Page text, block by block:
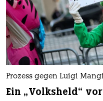
Prozess gegen Luigi
Ein „Volksheld“